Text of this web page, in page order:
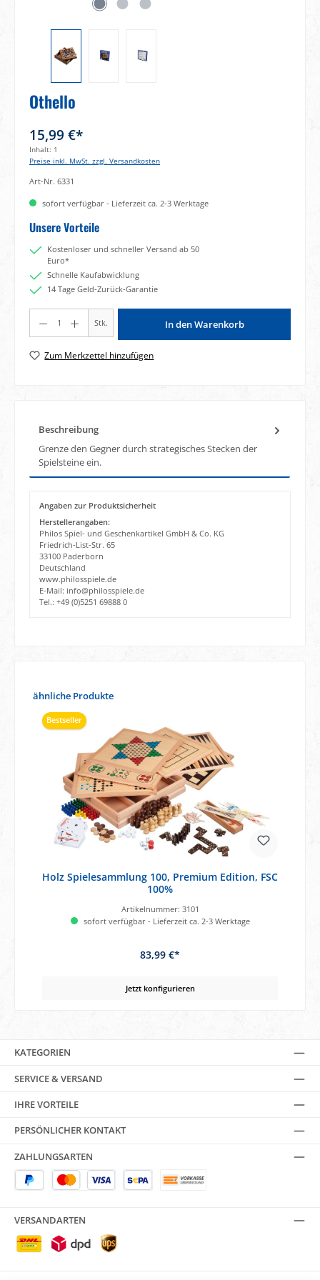
Othello
15,99 €*
Inhalt: 1
Preise inkl. MwSt. zzgl. Versandkosten
Art-Nr. 6331
sofort verfügbar - Lieferzeit ca. 2-3 Werktage
Unsere Vorteile
Kostenloser und schneller Versand ab 50
Euro*
Schnelle Kaufabwicklung
14 Tage Geld-Zurück-Garantie
Produkt Anzahl: Gib den gewünschten Wert ein oder benutze die Schaltflächen um
Stk. In den Warenkorb
Zum Merkzettel hinzufügen
Beschreibung
Grenze den Gegner durch strategisches Stecken der
Spielsteine ein.
Angaben zur Produktsicherheit
Herstellerangaben:
Philos Spiel- und Geschenkartikel GmbH & Co. KG
Friedrich-List-Str. 65
33100 Paderborn
Deutschland
www.philosspiele.de
E-Mail: info@philosspiele.de
Tel.: +49 (0)5251 69888 0
Produktgalerie überspringen
ähnliche Produkte
Bestseller
Holz Spielesammlung 100, Premium Edition, FSC
100%
Artikelnummer: 3101
sofort verfügbar - Lieferzeit ca. 2-3 Werktage
83,99 €*
Jetzt konfigurieren
KATEGORIEN
SERVICE & VERSAND
IHRE VORTEILE
PERSÖNLICHER KONTAKT
ZAHLUNGSARTEN
VERSANDARTEN